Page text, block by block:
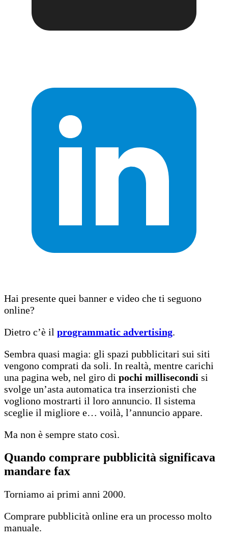
Hai presente quei banner e video che ti seguono
online?
Dietro c’è il programmatic advertising.
Sembra quasi magia: gli spazi pubblicitari sui siti
vengono comprati da soli. In realtà, mentre carichi
una pagina web, nel giro di pochi millisecondi si
svolge un’asta automatica tra inserzionisti che
vogliono mostrarti il loro annuncio. Il sistema
sceglie il migliore e… voilà, l’annuncio appare.
Ma non è sempre stato così.
Quando comprare pubblicità significava
mandare fax
Torniamo ai primi anni 2000.
Comprare pubblicità online era un processo molto
manuale.